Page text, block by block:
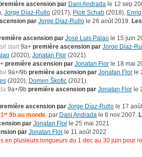
ascension par Dani Andrada le 12 sep
Jorge Díaz-Rullo (2017), Piotr Schab (2018),
par Jorge Díaz-Rullo le 26 août 2019.
ascension par José Luis Palao le 15 juin
start 9a+ première ascension par Jorge Díaz-
(2020), Jonatan Flor (2021).
première ascension par Jonatan Flor le 18 mai
9a+/9b première ascension par Jonatan Flor le
(2020), Domen Škofic (2021).
9a+/9b première ascension par Jonatan Flor le
ascension par Jorge Díaz-Rullo le 17
1er 9b au monde par Dani Andrada le 8 nov 2007.
par Jonatan Flor le 25 mai 2021.
par Jonatan Flor le 11 août 2022
en plusieurs longueurs du 1 dec au 30 juin pour